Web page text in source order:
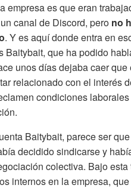
empresa es que eran
canal de Discord, pero no
. Y es aquí donde entra en
Baitybait, que ha podido
unos días dejaba caer
relacionado con el interés
condiciones
Baitybait, parece ser
decidido sindicarse y
colectiva. Bajo
internos en la empresa,